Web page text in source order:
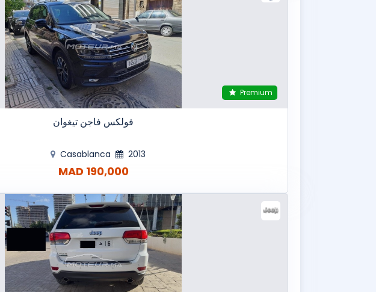
Premium
فولكس فاجن تيغوان
Casablanca 2013
190,000 MAD